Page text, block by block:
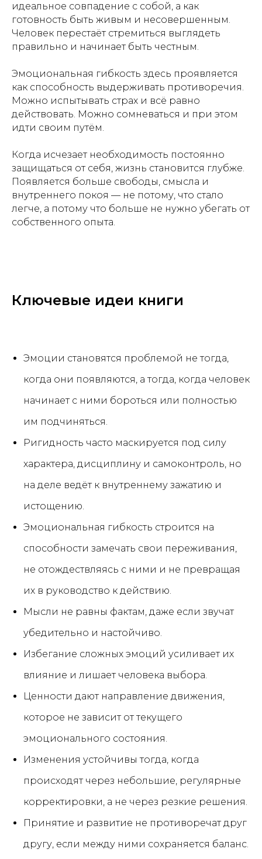
идеальное совпадение с собой, а как
готовность быть живым и несовершенным.
Человек перестаёт стремиться выглядеть
правильно и начинает быть честным.
Эмоциональная гибкость здесь проявляется
как способность выдерживать противоречия.
Можно испытывать страх и всё равно
действовать. Можно сомневаться и при этом
идти своим путём.
Когда исчезает необходимость постоянно
защищаться от себя, жизнь становится глубже.
Появляется больше свободы, смысла и
внутреннего покоя — не потому, что стало
легче, а потому что больше не нужно убегать от
собственного опыта.
Ключевые идеи книги
Эмоции становятся проблемой не тогда,
когда они появляются, а тогда, когда человек
начинает с ними бороться или полностью
им подчиняться.
Ригидность часто маскируется под силу
характера, дисциплину и самоконтроль, но
на деле ведёт к внутреннему зажатию и
истощению.
Эмоциональная гибкость строится на
способности замечать свои переживания,
не отождествляясь с ними и не превращая
их в руководство к действию.
Мысли не равны фактам, даже если звучат
убедительно и настойчиво.
Избегание сложных эмоций усиливает их
влияние и лишает человека выбора.
Ценности дают направление движения,
которое не зависит от текущего
эмоционального состояния.
Изменения устойчивы тогда, когда
происходят через небольшие, регулярные
корректировки, а не через резкие решения.
Принятие и развитие не противоречат друг
другу, если между ними сохраняется баланс.